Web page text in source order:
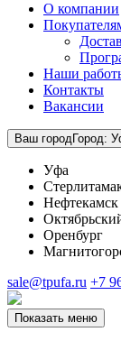
О компании
Наши
Контакты
Вакансии
Ваш городГород:
Уфа
Нефтекамск
Оренбург
sale@tpufa.ru +7
Показать меню